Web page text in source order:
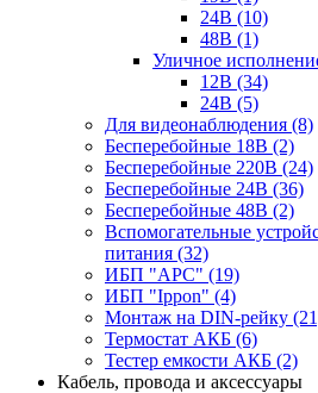
24В (10)
48В (1)
Уличное
12В (34)
24В (5)
Для видеонаблюдения (8)
Бесперебойные 18В (2)
Бесперебойные 220В (24)
Бесперебойные 24В (36)
Бесперебойные 48В (2)
Вспомогательные
питания (32)
ИБП "APC" (19)
ИБП "Ippon" (4)
Монтаж на DIN-рейку
Термостат АКБ (6)
Тестер емкости АКБ (2)
Кабель, провода и аксессуары